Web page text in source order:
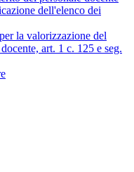
dell'elenco dei
la valorizzazione del
art. 1 c. 125 e seg.